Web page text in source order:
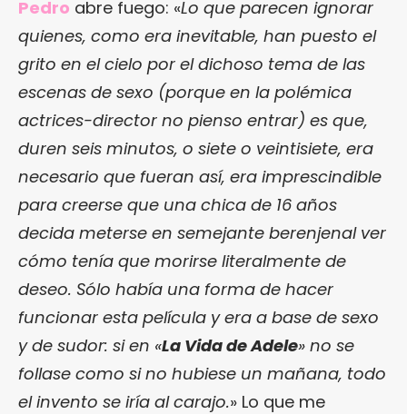
Pedro abre fuego: «Lo que parecen ignorar
quienes, como era inevitable, han puesto el
grito en el cielo por el dichoso tema de las
escenas de sexo (porque en la polémica
actrices-director no pienso entrar) es que,
duren seis minutos, o siete o veintisiete, era
necesario que fueran así, era imprescindible
para creerse que una chica de 16 años
decida meterse en semejante berenjenal ver
cómo tenía que morirse literalmente de
deseo. Sólo había una forma de hacer
funcionar esta película y era a base de sexo
y de sudor: si en «La Vida de Adele» no se
follase como si no hubiese un mañana, todo
el invento se iría al carajo.» Lo que me